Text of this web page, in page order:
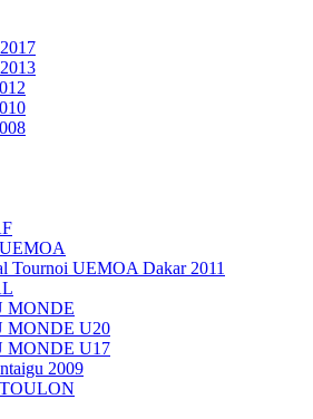
Tournoi UEMOA Dakar 2011
MONDE
MONDE U20
MONDE U17
2009